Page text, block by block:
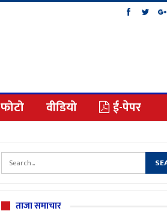
फोटो वीडियो ई-पेपर
ताजा समाचार